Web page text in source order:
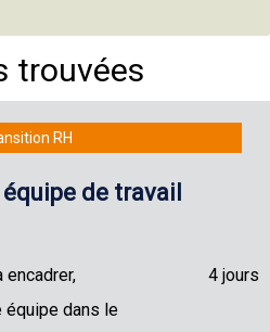
trouvées
de travail
RH
encadrer,
équipe dans le
4 jours